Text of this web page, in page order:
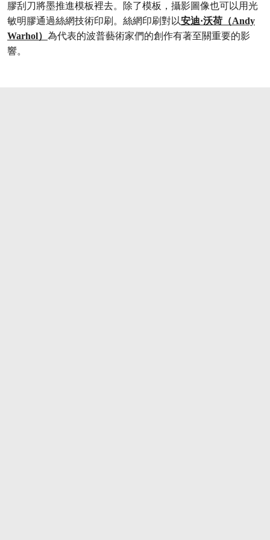
膠刮刀將墨推進模板裡去。除了模板，攝影圖像也可以用光
敏明膠通過絲網技術印刷。絲網印刷對以安迪·沃荷（Andy
Warhol） 為代表的波普藝術家們的創作有著至關重要的影
響。